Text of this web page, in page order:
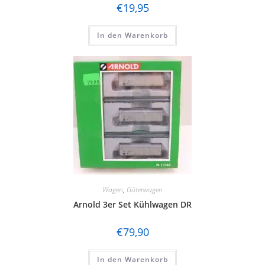
€19,95
In den Warenkorb
Wagen, Güterwagen
Arnold 3er Set Kühlwagen DR
€79,90
In den Warenkorb